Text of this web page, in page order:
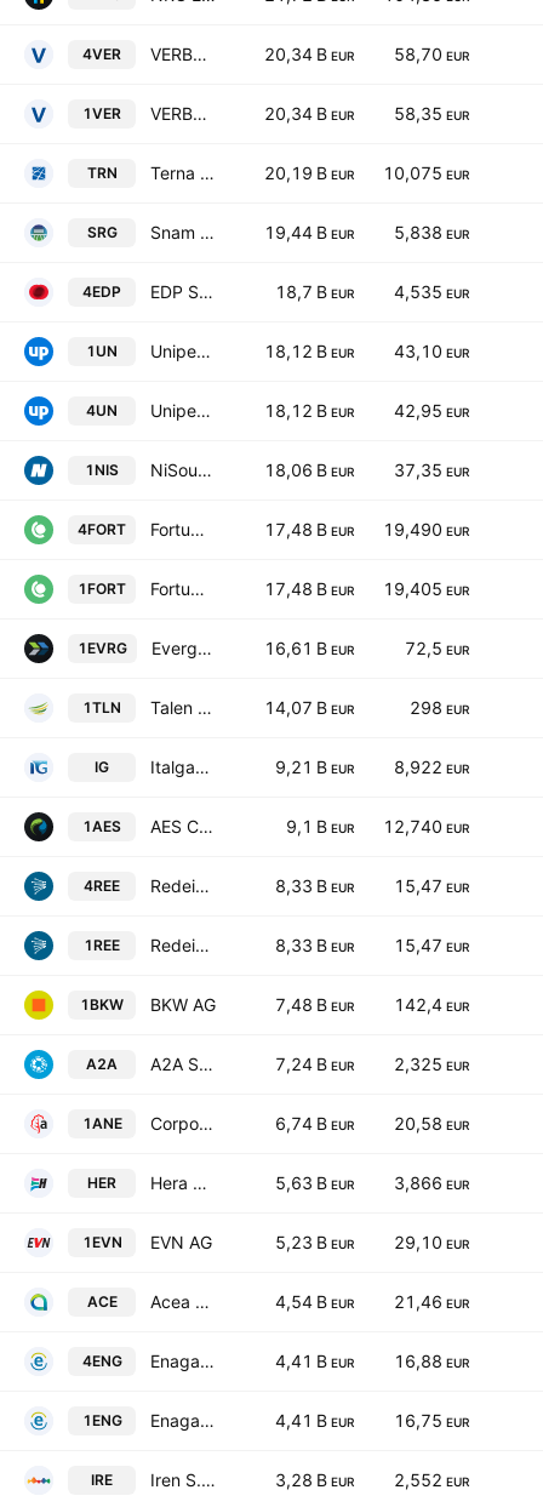
4VER VERBUND AG Class A 20,34 B EUR 58,70 EUR
1VER VERBUND AG Class A 20,34 B EUR 58,35 EUR
TRN Terna S.p.A. 20,19 B EUR 10,075 EUR
SRG Snam S.p.A. 19,44 B EUR 5,838 EUR
4EDP EDP S.A. 18,7 B EUR 4,535 EUR
1UN Uniper SE 18,12 B EUR 43,10 EUR
4UN Uniper SE 18,12 B EUR 42,95 EUR
1NIS NiSource Inc 18,06 B EUR 37,35 EUR
4FORT Fortum Oyj 17,48 B EUR 19,490 EUR
1FORT Fortum Oyj 17,48 B EUR 19,405 EUR
1EVRG Evergy, Inc. 16,61 B EUR 72,5 EUR
1TLN Talen Energy Corp 14,07 B EUR 298 EUR
IG Italgas SpA 9,21 B EUR 8,922 EUR
1AES AES Corporation 9,1 B EUR 12,740 EUR
4REE Redeia Corporacion SA 8,33 B EUR 15,47 EUR
1REE Redeia Corporacion SA 8,33 B EUR 15,47 EUR
1BKW BKW AG 7,48 B EUR 142,4 EUR
A2A A2A S.p.A. 7,24 B EUR 2,325 EUR
1ANE Corporacion Acciona Energias Renovables SA 6,74 B EUR 20,58 EUR
HER Hera S.p.A. 5,63 B EUR 3,866 EUR
1EVN EVN AG 5,23 B EUR 29,10 EUR
ACE Acea S.p.A. 4,54 B EUR 21,46 EUR
4ENG Enagas SA 4,41 B EUR 16,88 EUR
1ENG Enagas SA 4,41 B EUR 16,75 EUR
IRE Iren S.p.A. 3,28 B EUR 2,552 EUR